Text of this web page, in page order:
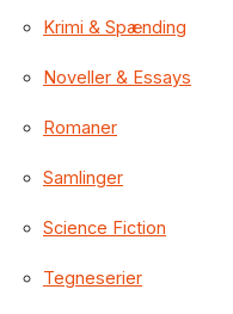
Krimi & Spænding
Noveller & Essays
Romaner
Samlinger
Science Fiction
Tegneserier